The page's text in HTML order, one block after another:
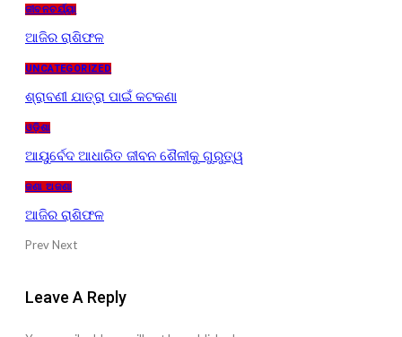
ଜୀବନଚର୍ଯ୍ୟା
ଆଜିର ରାଶିଫଳ
UNCATEGORIZED
ଶ୍ରାବଣୀ ଯାତ୍ରା ପାଇଁ କଟକଣା
ଓଡ଼ିଶା
ଆୟୁର୍ବେଦ ଆଧାରିତ ଜୀବନ ଶୈଳୀକୁ ଗୁରୁତ୍ୱ
ଜଣା ଅଜଣା
ଆଜିର ରାଶିଫଳ
PrevNext
Leave A Reply